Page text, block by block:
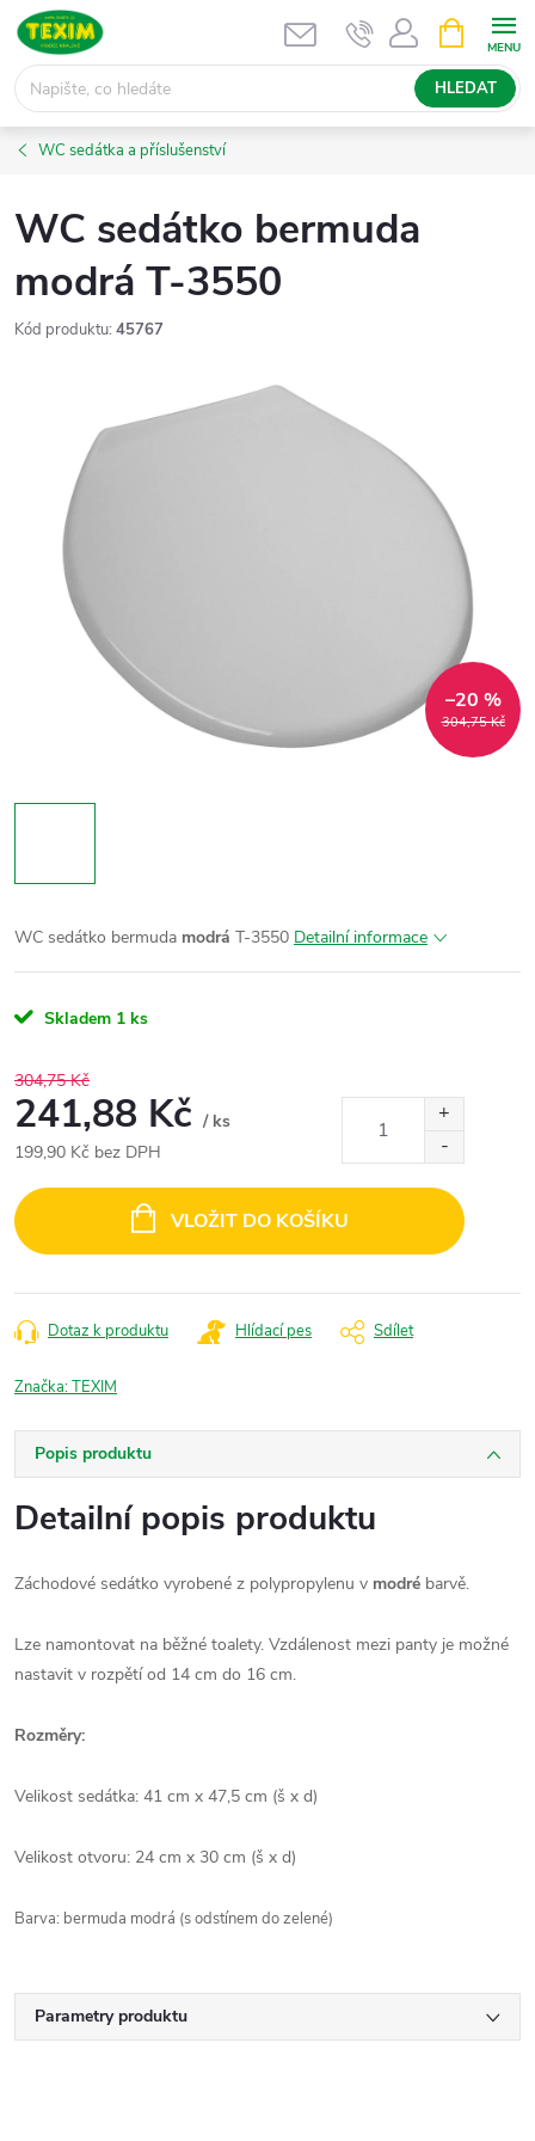
Přejít
obsah
HLEDAT
NÁKUPNÍ
KOŠÍK
WC sedátka a příslušenství
WC sedátko bermuda
modrá T-3550
Kód produktu: 45767
304,75 Kč
–20 %
WC sedátko bermuda modrá T-3550 Detailní informace
Skladem 1 ks
304,75 Kč
241,88 Kč / ks
199,90 Kč bez DPH
cena:
VLOŽIT DO KOŠÍKU
Dotaz k produktu Hlídací pes Sdílet
Značka:TEXIM
Popis produktu
Detailní popis produktu
Záchodové sedátko vyrobené z polypropylenu v modré barvě.
Lze namontovat na běžné toalety. Vzdálenost mezi panty je možné
nastavit v rozpětí od 14 cm do 16 cm.
Rozměry:
Velikost sedátka: 41 cm x 47,5 cm (š x d)
Velikost otvoru: 24 cm x 30 cm (š x d)
Barva: bermuda modrá (s odstínem do zelené)
Parametry produktu